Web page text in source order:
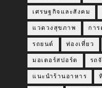
เศรษฐกิจและสังคม
แวดวงสุขภาพ กา
รถยนต์ ท่องเที่ยว
มอเตอร์สปอร์ต รถ
แนะนำร้านอาหาร